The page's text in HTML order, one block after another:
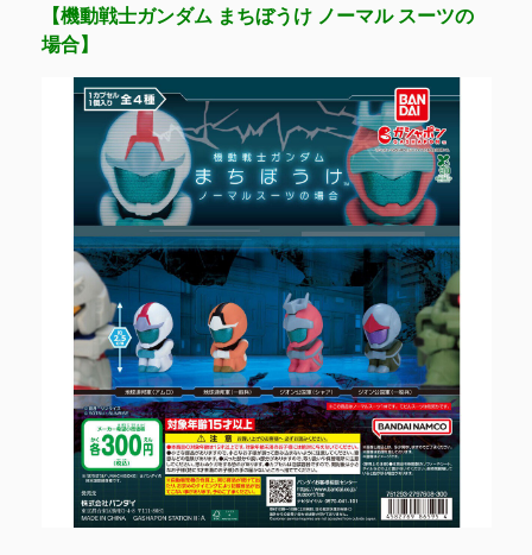
【機動戦士ガンダム まちぼうけ ノーマル スーツの
場合】